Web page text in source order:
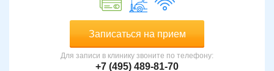
Записаться на прием
Для записи в клинику звоните по телефону:
+7 (495) 489-81-70